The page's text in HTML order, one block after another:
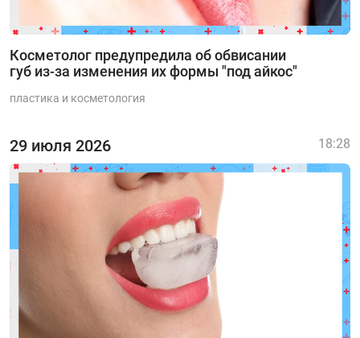
Косметолог предупредила об обвисании
губ из-за изменения их формы "под айкос"
пластика и косметология
29 июля 2026 18:28